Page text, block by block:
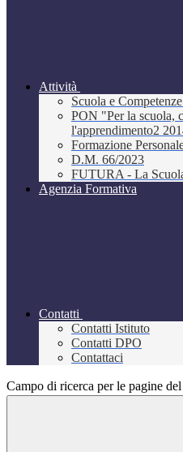
Attività
Scuola e
PON "Per la scuola,
l'apprendimento2
Formazione
D.M. 66/2023
FUTURA - La
Agenzia Formativa
Contatti
Contatti Istituto
Contatti DPO
Contattaci
Campo di ricerca per le pagine